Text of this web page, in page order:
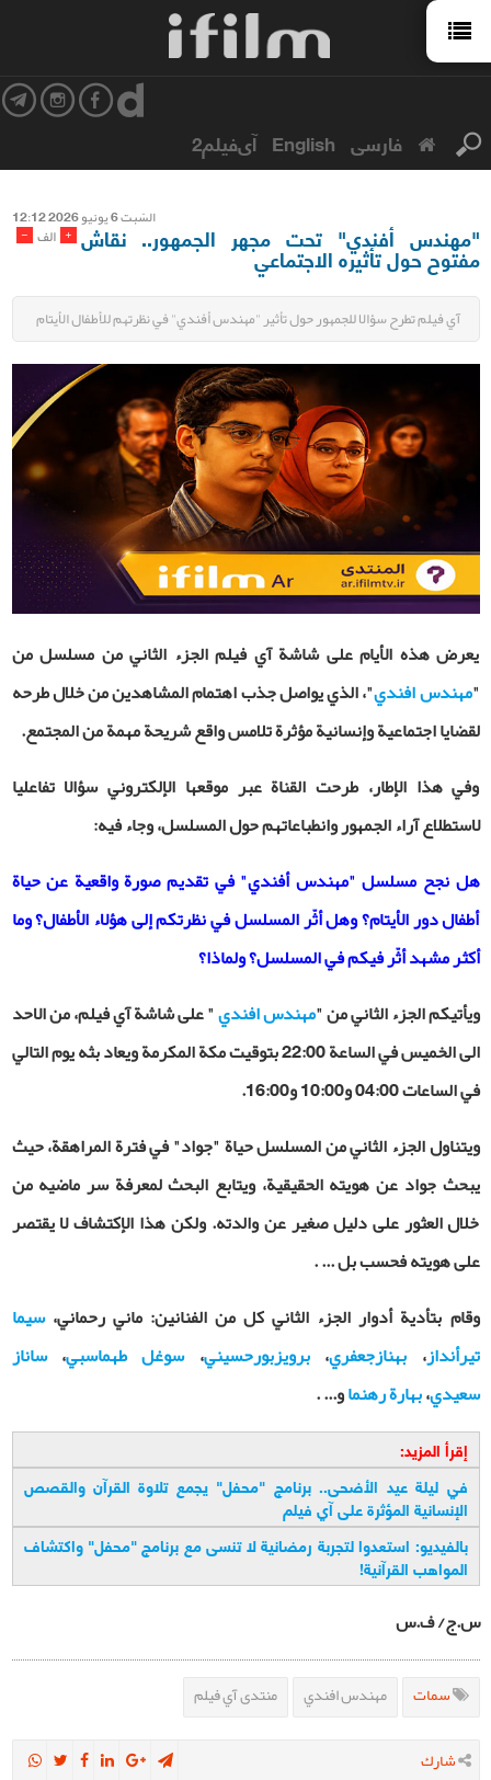
فارسی English آی‌فیلم2
السّبت 6 یونیو 2026 12:12
- الف + "مهندس أفندي" تحت مجهر الجمهور.. نقاش
مفتوح حول تأثيره الاجتماعي
آي فيلم تطرح سؤالا للجمهور حول تأثير "مهندس أفندي" في نظرتهم للأطفال الأيتام
يعرض هذه الأيام على شاشة آي فيلم الجزء الثاني من مسلسل من
"مهندس افندي"، الذي يواصل جذب اهتمام المشاهدين من خلال طرحه
لقضايا اجتماعية وإنسانية مؤثرة تلامس واقع شريحة مهمة من المجتمع.
وفي هذا الإطار، طرحت القناة عبر موقعها الإلكتروني سؤالا تفاعليا
لاستطلاع آراء الجمهور وانطباعاتهم حول المسلسل، وجاء فيه:
هل نجح مسلسل "مهندس أفندي" في تقديم صورة واقعية عن حياة
أطفال دور الأيتام؟ وهل أثّر المسلسل في نظرتكم إلى هؤلاء الأطفال؟ وما
أكثر مشهد أثّر فيكم في المسلسل؟ ولماذا؟
ويأتيكم الجزء الثاني من "مهندس افندي" على شاشة آي فيلم، من الاحد
الى الخميس في الساعة 22:00 بتوقيت مكة المكرمة ويعاد بثه يوم التالي
في الساعات 04:00 و10:00 و16:00.
ويتناول الجزء الثاني من المسلسل حياة "جواد" في فترة المراهقة، حيث
يبحث جواد عن هويته الحقيقية، ويتابع البحث لمعرفة سر ماضيه من
خلال العثور على دليل صغير عن والدته. ولكن هذا الإكتشاف لا يقتصر
على هويته فحسب بل ... .
وقام بتأدية أدوار الجزء الثاني كل من الفنانين: ماني رحماني،سيما
تيرأنداز، بهنازجعفري،برويزبورحسيني،سوغل طهماسبي،ساناز
سعيدي،بهارة رهنماو... .
إقرأ المزيد:
في ليلة عيد الأضحى.. برنامج "محفل" يجمع تلاوة القرآن والقصص
الإنسانية المؤثرة على آي فيلم
بالفيديو: استعدوا لتجربة رمضانية لا تنسى مع برنامج "محفل" واكتشاف
المواهب القرآنية!
س.ج/ ف.س
سمات مهندس افندي منتدى آي فيلم
شارك